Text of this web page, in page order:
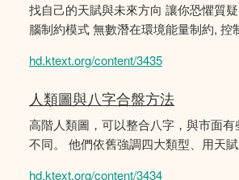
找自己的天賦與未來方向 讓你恐懼質
腦制約模式 無數潛在環境能量制約, 控
hd.ktext.org/content/3435
人類圖與八字合盤方法
高階人類圖，可以整合八字，與市面
不同。 他們依舊強調四大類型、用天賦
hd.ktext.org/content/3434